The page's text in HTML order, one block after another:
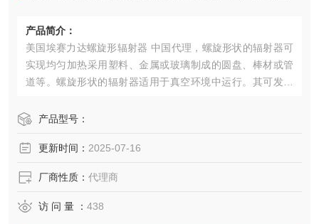
产品简介：
美国埃赛力达螺旋形辐射器 中国代理，螺旋形状的辐射器可
实现均匀加热采用塑料、金属或玻璃制成的圆盘、棒材或管
道等。螺旋形状的辐射器适用于真空环境中运行。其可发射
产品型号：
更新时间： 2025-07-16
厂商性质： 代理商
访 问 量 ： 438